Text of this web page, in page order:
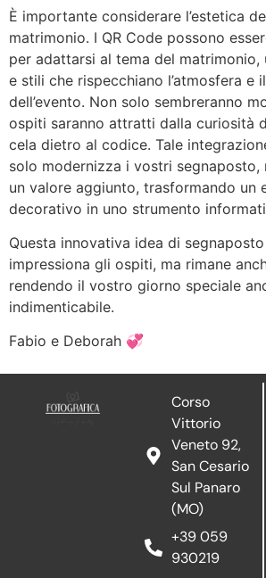
È importante considerare l’estetica
matrimonio. I QR Code possono
per adattarsi al tema del
e stili che rispecchiano l’atmosfera e
dell’evento. Non solo sembreranno
ospiti saranno attratti dalla curiosità
cela dietro al codice. Tale
solo modernizza i vostri segnaposto,
un valore aggiunto, trasformando un
decorativo in uno strumento
Questa innovativa idea di
impressiona gli ospiti, ma rimane
rendendo il vostro giorno speciale
indimenticabile.
Fabio e Deborah 💞
Corso
Vittorio
Veneto 92,
San Cesario
Sul Panaro
(MO)
+39 059
930219